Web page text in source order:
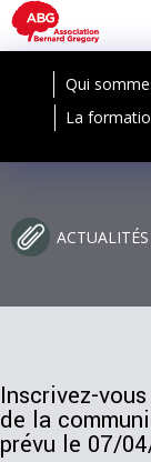
Qui
La
ACTUALITÉS
Inscrivez-
de la
prévu le 07/